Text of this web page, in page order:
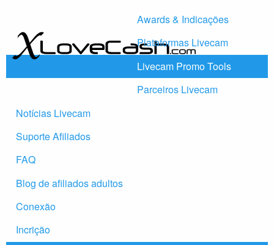
Awards & Indicações
Plataformas Livecam
Livecam Promo Tools
Parceiros Livecam
Notícias Livecam
Suporte Afiliados
FAQ
Blog de afiliados adultos
Conexão
Incrição